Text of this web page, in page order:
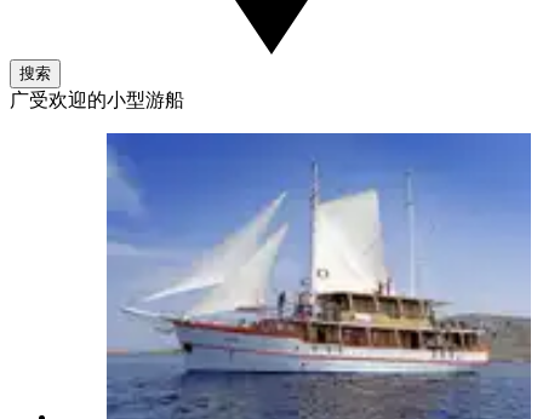
搜索
广受欢迎的小型游船